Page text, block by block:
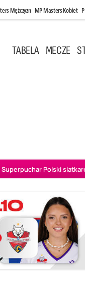
Mężczyzn MP Masters Kobiet
TABELA MECZE
Polski